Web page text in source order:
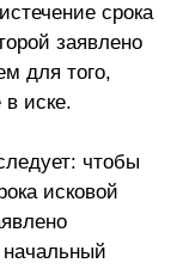
срока
заявлено
для того,
иске.
чтобы
исковой
начальный